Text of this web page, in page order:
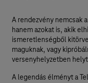
A rendezvény nemcsak
hanem azokat is, akik
ismeretlenségből
maguknak, vagy
versenyhelyzetben
A legendás élményt a